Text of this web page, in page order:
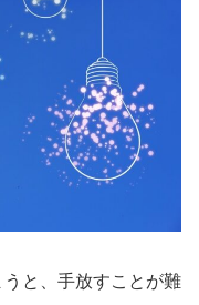
と、手放すことが難